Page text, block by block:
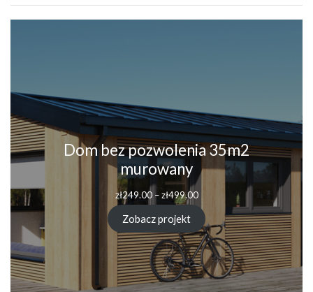
Dom bez pozwolenia 35m2
murowany
zł249.00 – zł499.00
Zobacz projekt